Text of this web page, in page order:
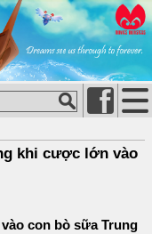
khi cược lớn vào
con bò sữa Trung